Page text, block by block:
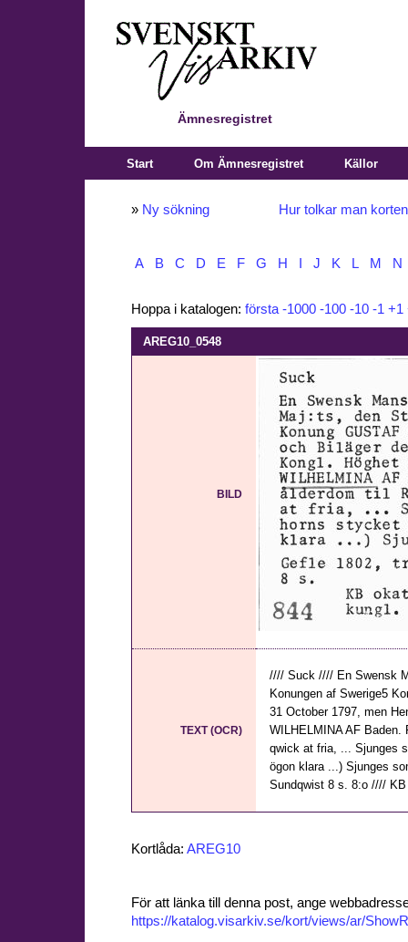
Ämnesregistret
Start Om Ämnesregistret Källor
» Ny sökning Hur tolkar man
A B C D E F G H J K L M N
Hoppa i katalogen: första -1000 -100 -10 -1 +1
AREG10_0548
BILD
TEXT (OCR)
//// Suck //// En Swensk
Konungen af Swerige5
31 October 1797, men
WILHELMINA AF Baden.
qwick at fria, ... Sjunges
ögon klara ...) Sjunges
Sundqwist 8 s. 8:o ////
Kortlåda: AREG10
För att länka till denna post, ange
https://katalog.visarkiv.se/kort/views/ar/